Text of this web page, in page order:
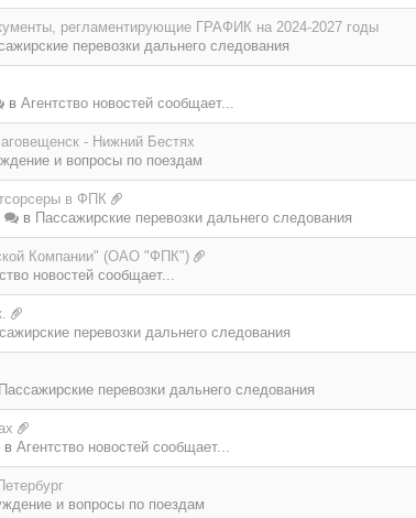
регламентирующие ГРАФИК на 2024-2027 годы
перевозки дальнего следования
в Агентство новостей сообщает...
- Нижний Бестях
и вопросы по поездам
в ФПК
в Пассажирские перевозки дальнего следования
Компании" (ОАО "ФПК")
новостей сообщает...
перевозки дальнего следования
Пассажирские перевозки дальнего следования
в Агентство новостей сообщает...
и вопросы по поездам